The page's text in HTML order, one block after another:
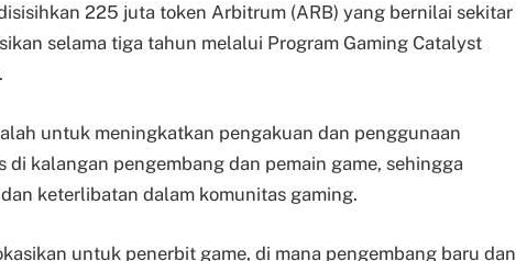
225 juta token Arbitrum (ARB) yang bernilai sekitar
selama tiga tahun melalui Program Gaming Catalyst
untuk meningkatkan pengakuan dan penggunaan
kalangan pengembang dan pemain game, sehingga
keterlibatan dalam komunitas gaming.
untuk penerbit game, di mana pengembang baru dan